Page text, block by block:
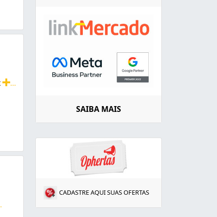
SAIBA MAIS
CADASTRE AQUI SUAS OFERTAS